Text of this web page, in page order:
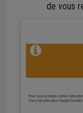
de vous